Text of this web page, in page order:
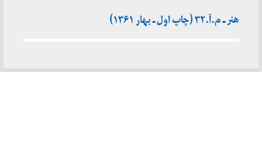
هنر ـ م.آ.۳۲ (چاپ اول ـ بهار ۱۳۶۱)